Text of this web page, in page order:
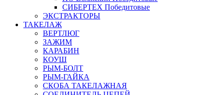
СИБЕРТЕХ Победитовые
ЭКСТРАКТОРЫ
ТАКЕЛАЖ
ВЕРТЛЮГ
ЗАЖИМ
КАРАБИН
КОУШ
РЫМ-БОЛТ
РЫМ-ГАЙКА
СКОБА ТАКЕЛАЖНАЯ